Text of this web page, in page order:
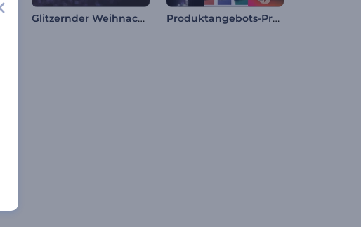
Glitzernder Weihnachtsbaum-Intro Produktangebots-Promo-Paket